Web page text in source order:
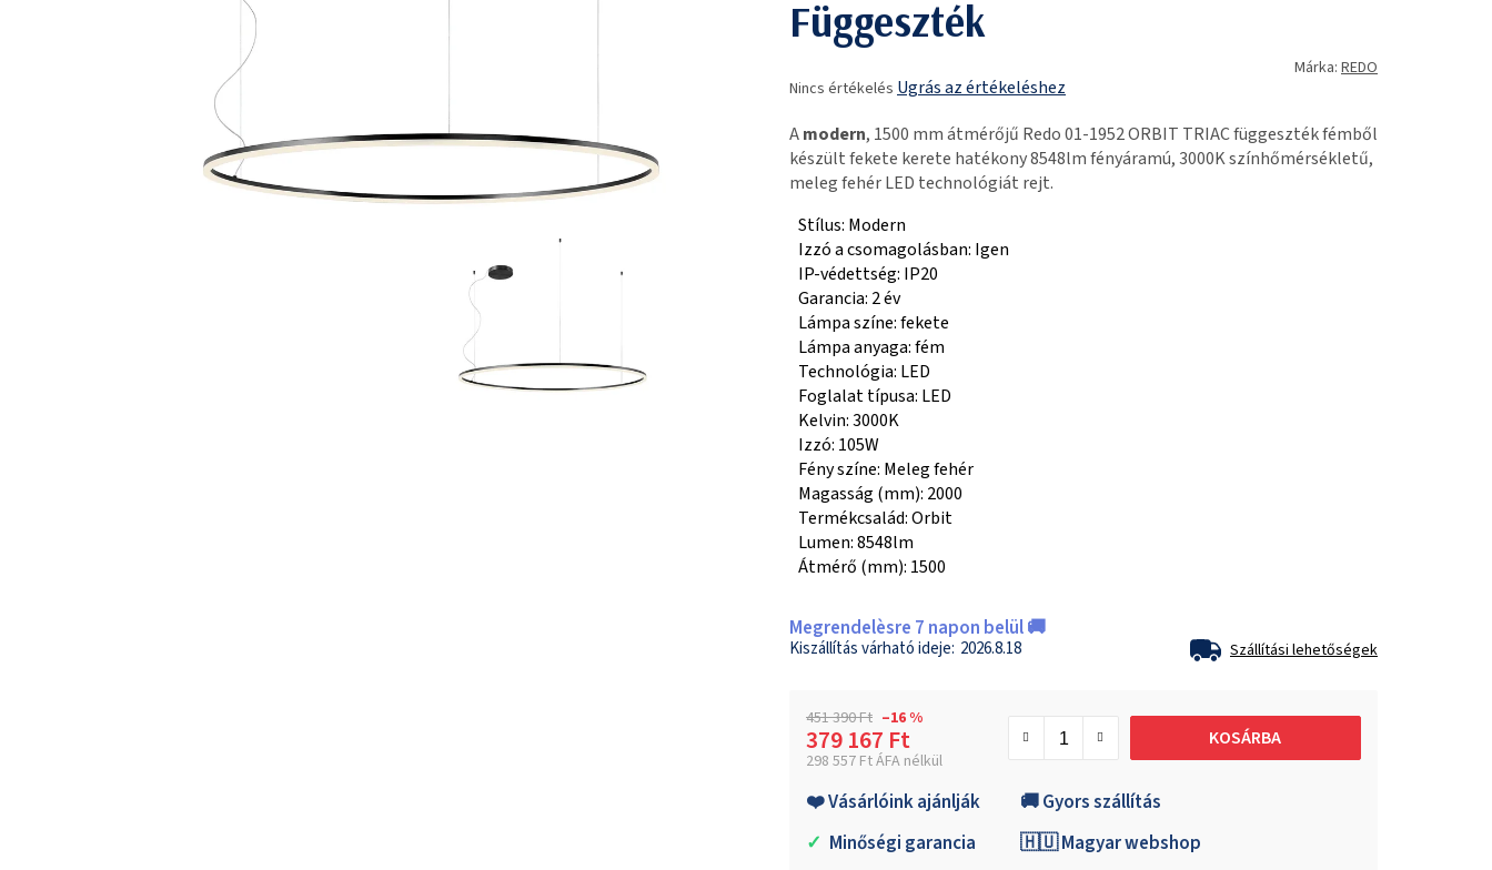
Függeszték
termék
értékelése
5-
ből
0,0
csillag.
Nincs értékelés Ugrás az értékeléshez
Márka: REDO
Amodern, 1500 mm átmérőjű Redo 01-1952 ORBIT TRIAC függeszték fémből
készült fekete kerete hatékony 8548lm fényáramú, 3000K színhőmérsékletű,
meleg fehér LED technológiát rejt.
Stílus: Modern
Izzó a csomagolásban: Igen
IP-védettség: IP20
Garancia: 2 év
Lámpa színe: fekete
Lámpa anyaga: fém
Technológia: LED
Foglalat típusa: LED
Kelvin: 3000K
Izzó: 105W
Fény színe: Meleg fehér
Magasság (mm): 2000
Termékcsalád: Orbit
Lumen: 8548lm
Átmérő (mm): 1500
Megrendelèsre 7 napon belül 🚚
2026.8.18 Szállítási lehetőségek
451 390 Ft –16 %
379 167 Ft
298 557 Ft ÁFA nélkül
KOSÁRBA
❤️ Vásárlóink ajánlják
🚚 Gyors szállítás
✓ Minőségi garancia 🇭🇺 Magyar webshop